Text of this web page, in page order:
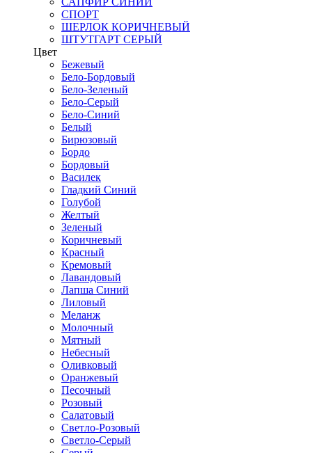
СПОРТ
ШЕРЛОК КОРИЧНЕВЫЙ
ШТУТГАРТ СЕРЫЙ
Цвет
Бежевый
Бело-Бордовый
Бело-Зеленый
Бело-Серый
Бело-Синий
Белый
Бирюзовый
Бордо
Бордовый
Василек
Гладкий Синий
Голубой
Желтый
Зеленый
Коричневый
Красный
Кремовый
Лавандовый
Лапша Синий
Лиловый
Меланж
Молочный
Мятный
Небесный
Оливковый
Оранжевый
Песочный
Розовый
Салатовый
Светло-Розовый
Светло-Серый